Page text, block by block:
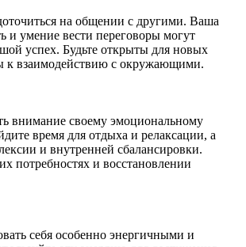
на общении с другими. Ваша
и умение вести переговоры могут
успех. Будьте открыты для новых
к взаимодействию с окружающими.
внимание своему эмоциональному
время для отдыха и релаксации, а
и внутренней сбалансировки.
потребностях и восстановлении
себя особенно энергичными и